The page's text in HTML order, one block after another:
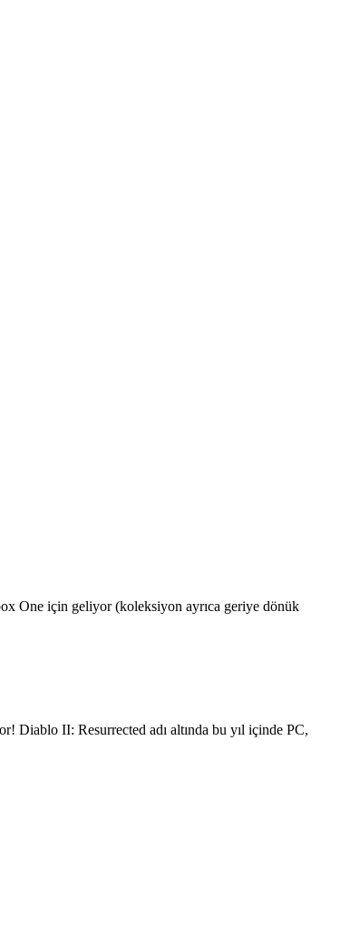
One için geliyor (koleksiyon ayrıca geriye dönük
Diablo II: Resurrected adı altında bu yıl içinde PC,